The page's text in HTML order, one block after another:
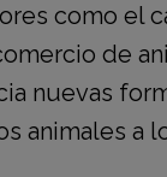
como el
de
nuevas
animales a